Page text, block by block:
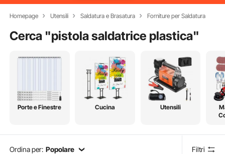
Homepage Utensili Saldatura e Brasatura Forniture per Saldatura
Cerca "pistola saldatrice plastica"
Porte e Finestre Cucina Utensili
Ordina per: Popolare Filtri